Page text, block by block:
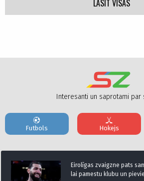
LASĪT VISAS
Eirolīgas zvaigzne pats
lai pamestu klubu un
Interesanti un saprotami par
Futbols Hokejs
Par mums Reklāmas Parametri